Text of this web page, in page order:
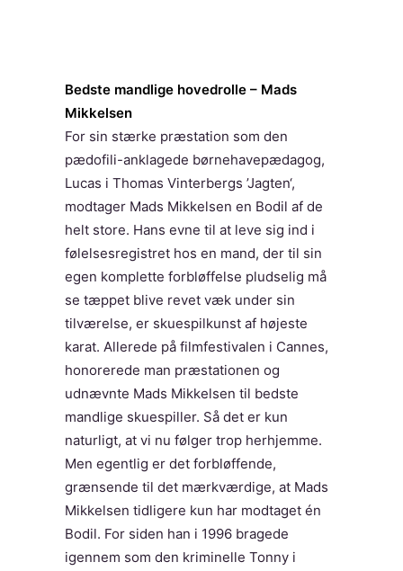
Bedste mandlige hovedrolle – Mads
Mikkelsen
For sin stærke præstation som den
pædofili-anklagede børnehavepædagog,
Lucas i Thomas Vinterbergs ’Jagten‘,
modtager Mads Mikkelsen en Bodil af de
helt store. Hans evne til at leve sig ind i
følelsesregistret hos en mand, der til sin
egen komplette forbløffelse pludselig må
se tæppet blive revet væk under sin
tilværelse, er skuespilkunst af højeste
karat. Allerede på filmfestivalen i Cannes,
honorerede man præstationen og
udnævnte Mads Mikkelsen til bedste
mandlige skuespiller. Så det er kun
naturligt, at vi nu følger trop herhjemme.
Men egentlig er det forbløffende,
grænsende til det mærkværdige, at Mads
Mikkelsen tidligere kun har modtaget én
Bodil. For siden han i 1996 bragede
igennem som den kriminelle Tonny i